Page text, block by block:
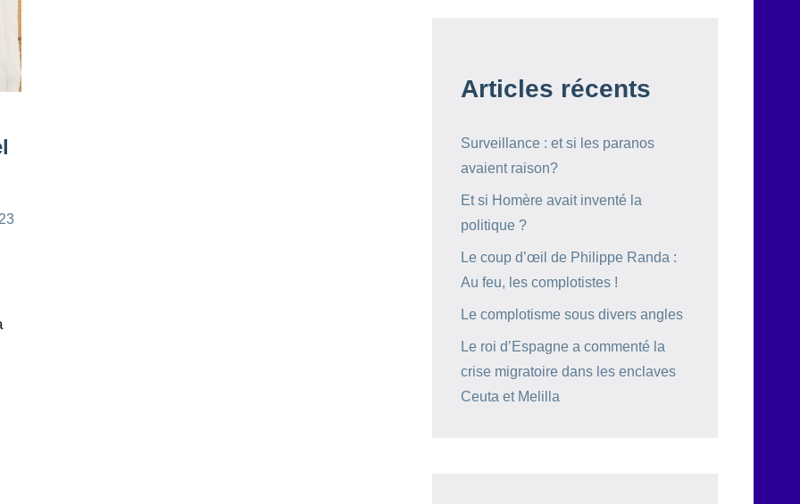
Articles récents
Surveillance : et si les paranos
avaient raison?
Et si Homère avait inventé la
politique ?
Le coup d’œil de Philippe Randa :
Au feu, les complotistes !
Le complotisme sous divers angles
Le roi d’Espagne a commenté la
crise migratoire dans les enclaves
Ceuta et Melilla